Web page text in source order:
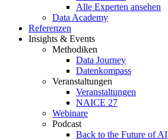
Alle Experten ansehen
Data Academy
Referenzen
Insights & Events
Methodiken
Data Journey
Datenkompass
Veranstaltungen
Veranstaltungen
NAICE 27
Webinare
Podcast
Back to the Future of AI